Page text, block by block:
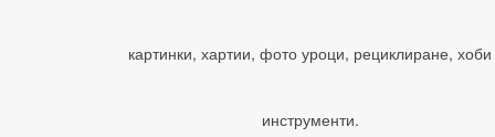
картинки, хартии, фото уроци, рециклиране, хоби
инструменти.